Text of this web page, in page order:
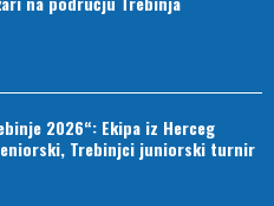
2026“: Ekipa iz Herceg
Trebinjci juniorski turnir